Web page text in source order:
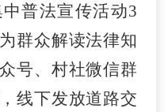
普法宣传活动3
群众解读法律知
号、村社微信群
线下发放道路交